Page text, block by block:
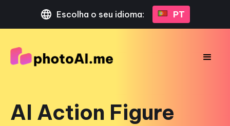
Escolha o seu idioma: PT
AI Action Figure